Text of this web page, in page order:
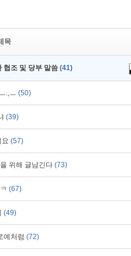
목
협조 및 당부 말씀 (41)
.,ㅡ (50)
(39)
요 (57)
위해 글남긴다 (73)
(67)
(49)
예처럼 (72)